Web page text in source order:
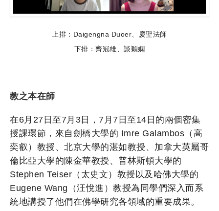
上排：Daigengna Duoer、慶聖法師
下排：齊冠雄、談穎嫻
教之本在師
在6月27日至7月3日，7月7日至14日的兩個密集
授課環節，來自劍橋大學的 Imre Galambos（高
奕叡）教授、北京大學的湛如教授、加拿大英屬哥
倫比亞大學的陳金華教授、普林斯頓大學的
Stephen Teiser（太史文）教授以及哈佛大學的
Eugene Wang（汪悅進）教授為同學們深入而系
統地講授了他們在佛學研究各領域的重要成果。